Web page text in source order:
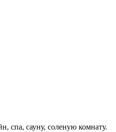
спа, сауну, соленую комнату.